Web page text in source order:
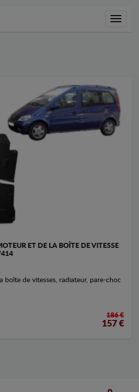
ET DE LA BOÎTE DE VITESSE
boîte de vitesses, radiateur, pare-choc
186 €
157 €